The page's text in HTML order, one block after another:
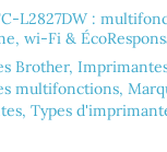
L2827DW :
wi-Fi &
Brother,
multifonctions,
, Types